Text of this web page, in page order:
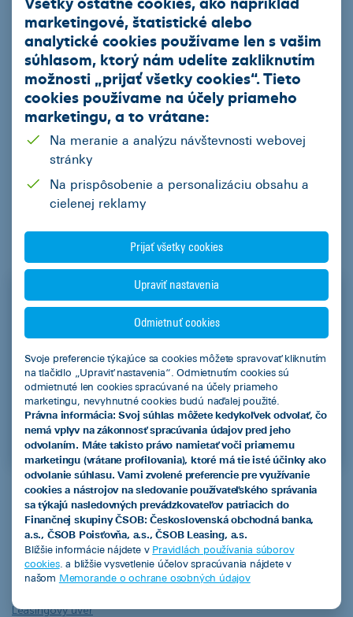
a vyberieme pre vás najvhodnejšie financovanie.
Kalkulácia na mieru:Pošlite nám parametre vašej
flotily a my vám pripravíme kalkuláciu na mieru.
V ČSOB Leasing máme 29 rokov skúseností s
financovaním, staráme sa o desaťtisíce vozidiel a
pomôžeme aj vám.
Zaujíma vás rebríček najpredávanejších áut na
Slovensku za rok 2025? Pozrite si náš prehľadný
zoznam.
Najpredávanejšie autá na Slovensku
ČSOB Leasing a.s.
Produkty
Leasingový úver
marketingové, štatistické alebo
analytické cookies používame len s vašim
súhlasom, ktorý nám udelíte zakliknutím
možnosti „prijať všetky cookies“. Tieto
cookies používame na účely priameho
marketingu, a to vrátane:
Na meranie a analýzu návštevnosti webovej
stránky
Na prispôsobenie a personalizáciu obsahu a
cielenej reklamy
Prijať všetky cookies
Upraviť nastavenia
Odmietnuť cookies
Svoje preferencie týkajúce sa cookies môžete spravovať kliknutím
na tlačidlo „Upraviť nastavenia“. Odmietnutím cookies sú
odmietnuté len cookies spracúvané na účely priameho
marketingu, nevyhnutné cookies budú naďalej použité.
Právna informácia: Svoj súhlas môžete kedykoľvek odvolať, čo
nemá vplyv na zákonnosť spracúvania údajov pred jeho
odvolaním. Máte takisto právo namietať voči priamemu
marketingu (vrátane profilovania), ktoré má tie isté účinky ako
odvolanie súhlasu. Vami zvolené preferencie pre využívanie
cookies a nástrojov na sledovanie používateľského správania
sa týkajú nasledovných prevádzkovateľov patriacich do
Finančnej skupiny ČSOB: Československá obchodná banka,
a.s., ČSOB Poisťovňa, a.s., ČSOB Leasing, a.s.
Bližšie informácie nájdete v Pravidlách používania súborov
cookies. a bližšie vysvetlenie účelov spracúvania nájdete v
našom Memorande o ochrane osobných údajov